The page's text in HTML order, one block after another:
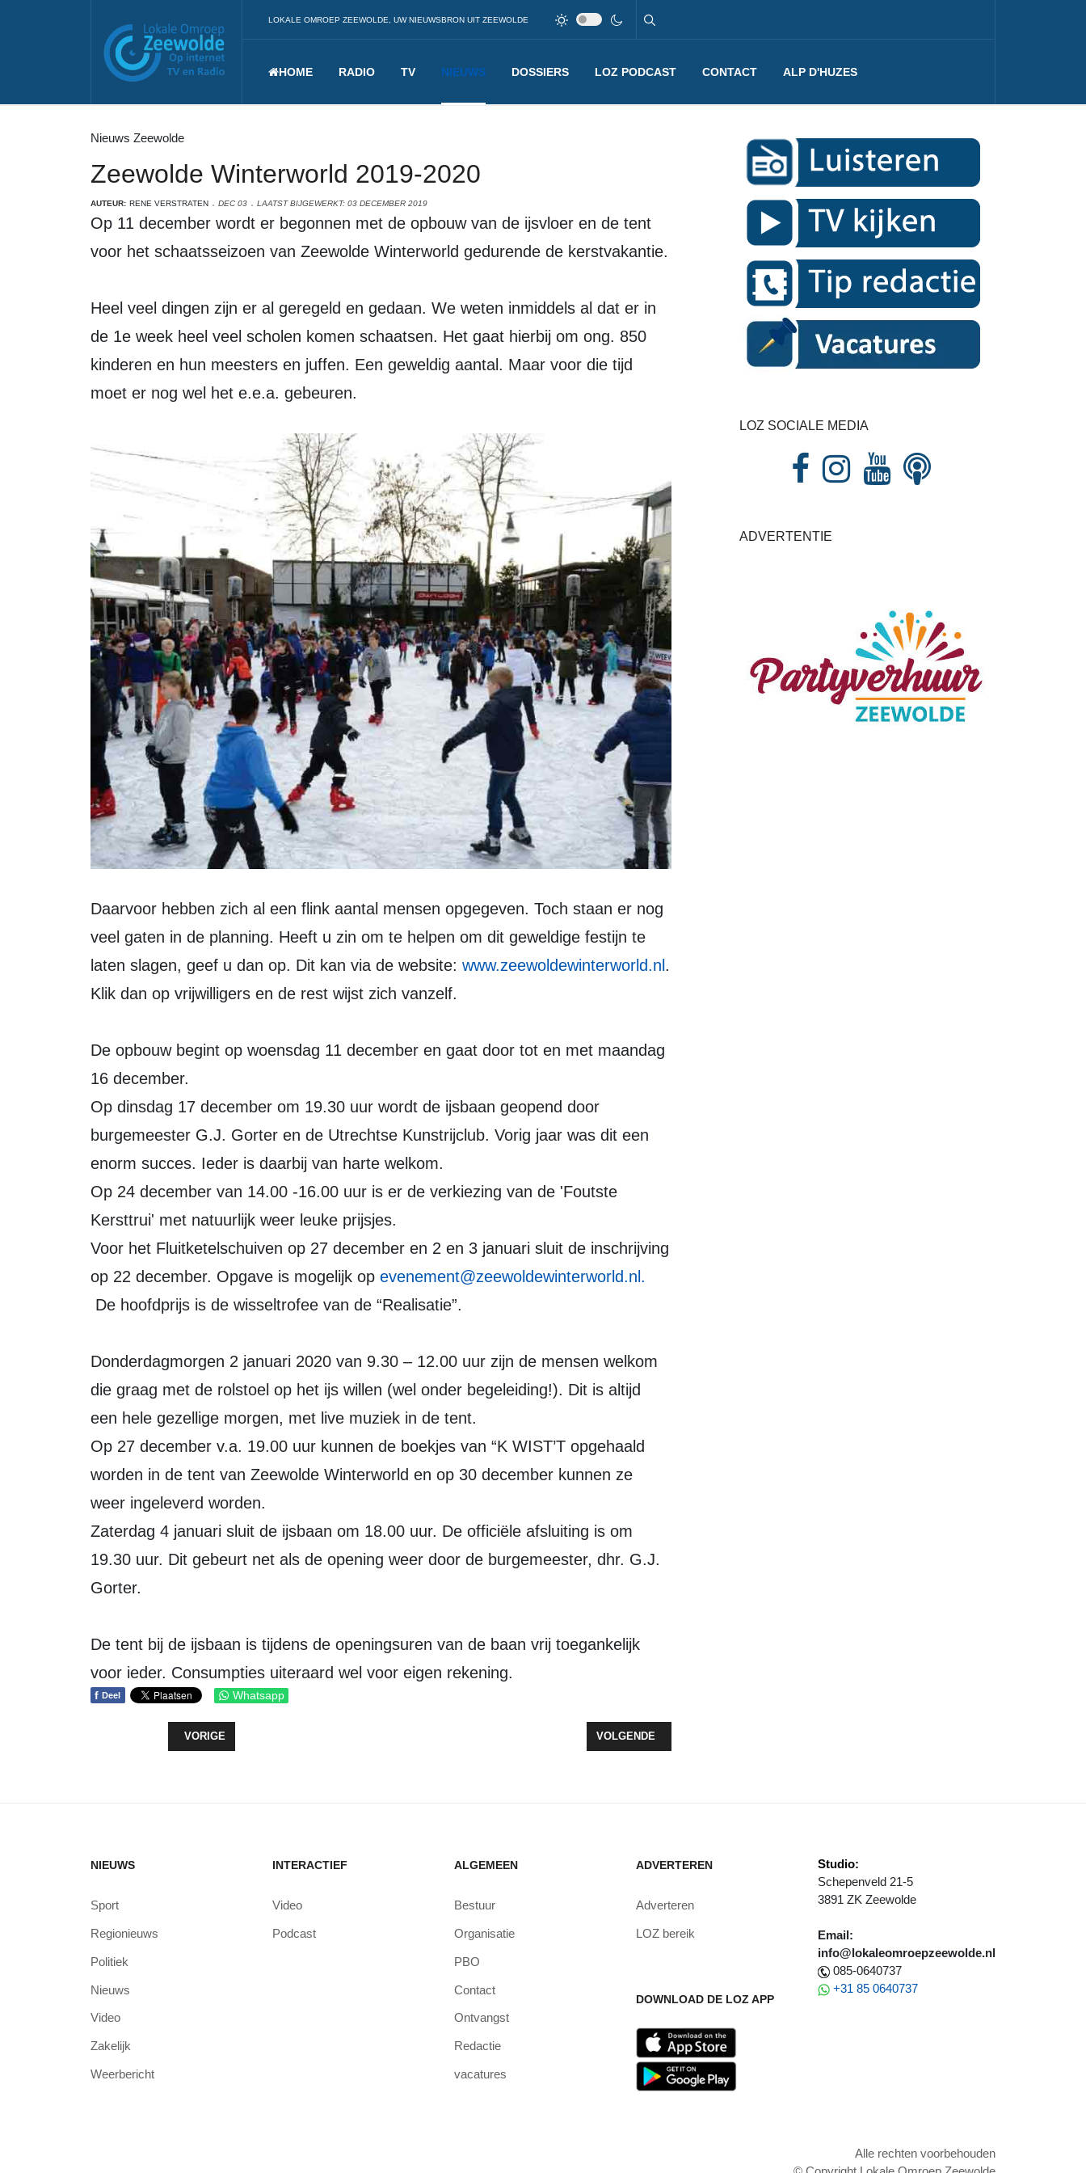
LOKALE OMROEP ZEEWOLDE, UW NIEUWSBRON UIT ZEEWOLDE
HOME RADIO TV NIEUWS DOSSIERS LOZ PODCAST CONTACT ALP D'HUZES
Nieuws Zeewolde
Zeewolde Winterworld 2019-2020
AUTEUR: RENE VERSTRATEN DEC 03 LAATST BIJGEWERKT: 03 DECEMBER 2019
Op 11 december wordt er begonnen met de opbouw van de ijsvloer en de tent
voor het schaatsseizoen van Zeewolde Winterworld gedurende de kerstvakantie.
Heel veel dingen zijn er al geregeld en gedaan. We weten inmiddels al dat er in
de 1e week heel veel scholen komen schaatsen. Het gaat hierbij om ong. 850
kinderen en hun meesters en juffen. Een geweldig aantal. Maar voor die tijd
moet er nog wel het e.e.a. gebeuren.
Daarvoor hebben zich al een flink aantal mensen opgegeven. Toch staan er nog
veel gaten in de planning. Heeft u zin om te helpen om dit geweldige festijn te
laten slagen, geef u dan op. Dit kan via de website: www.zeewoldewinterworld.nl .
Klik dan op vrijwilligers en de rest wijst zich vanzelf.
De opbouw begint op woensdag 11 december en gaat door tot en met maandag
16 december.
Op dinsdag 17 december om 19.30 uur wordt de ijsbaan geopend door
burgemeester G.J. Gorter en de Utrechtse Kunstrijclub. Vorig jaar was dit een
enorm succes. Ieder is daarbij van harte welkom.
Op 24 december van 14.00 -16.00 uur is er de verkiezing van de 'Foutste
Kersttrui' met natuurlijk weer leuke prijsjes.
Voor het Fluitketelschuiven op 27 december en 2 en 3 januari sluit de inschrijving
op 22 december. Opgave is mogelijk op evenement@zeewoldewinterworld.nl .
De hoofdprijs is de wisseltrofee van de “Realisatie”.
Donderdagmorgen 2 januari 2020 van 9.30 – 12.00 uur zijn de mensen welkom
die graag met de rolstoel op het ijs willen (wel onder begeleiding!). Dit is altijd
een hele gezellige morgen, met live muziek in de tent.
Op 27 december v.a. 19.00 uur kunnen de boekjes van “K WIST’T opgehaald
worden in de tent van Zeewolde Winterworld en op 30 december kunnen ze
weer ingeleverd worden.
Zaterdag 4 januari sluit de ijsbaan om 18.00 uur. De officiële afsluiting is om
19.30 uur. Dit gebeurt net als de opening weer door de burgemeester, dhr. G.J.
Gorter.
De tent bij de ijsbaan is tijdens de openingsuren van de baan vrij toegankelijk
voor ieder. Consumpties uiteraard wel voor eigen rekening.
f Deel Whatsapp
VORIG ARTIKEL: ERVAAR HET OPENBAAR VERVOER!
VORIGE VOLGENDE ARTIKEL: 12 DEC. INLOOPOCHTEND OMNIUMSCHOOL ZEEWOLDE
VOLGENDE
LOZ SOCIALE MEDIA
ADVERTENTIE
NIEUWS
Sport
Regionieuws
Politiek
Nieuws
Video
Zakelijk
Weerbericht
INTERACTIEF
Video
Podcast
ALGEMEEN
Bestuur
Organisatie
PBO
Contact
Ontvangst
Redactie
vacatures
ADVERTEREN
Adverteren
LOZ bereik
DOWNLOAD DE LOZ APP
Studio:
Schepenveld 21-5
3891 ZK Zeewolde
Email:
info@lokaleomroepzeewolde.nl
085-0640737
+31 85 0640737
Alle rechten voorbehouden